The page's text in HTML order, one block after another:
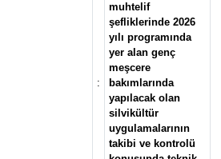
:
muhtelif
şefliklerinde 2026
yılı programında
yer alan genç
meşcere
bakımlarında
yapılacak olan
silvikültür
uygulamalarının
takibi ve kontrolü